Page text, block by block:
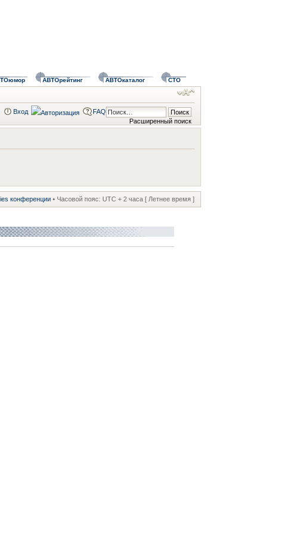
АВТОрейтинг АВТОкаталог СТО
Расширенный поиск
Вход FAQ
конференции • Часовой пояс: UTC + 2 часа [ Летнее время ]